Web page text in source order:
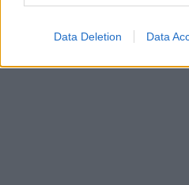
Data Deletion Data